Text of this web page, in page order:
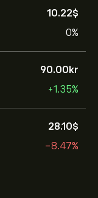
10.22‎$‎
0%
90.00‎kr‎
+1.35%
28.10‎$‎
-8.47%